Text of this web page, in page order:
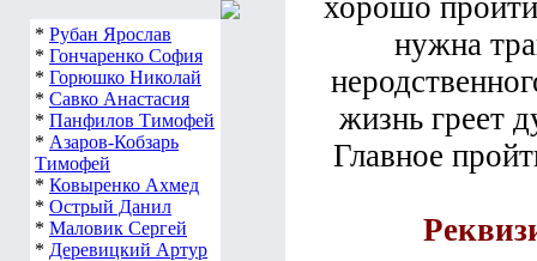
* Рубан Ярослав
* Гончаренко София
* Горюшко Николай
* Савко Анастасия
* Панфилов Тимофей
* Азаров-Кобзарь
Тимофей
* Ковыренко Ахмед
* Острый Данил
* Маловик Сергей
* Деревицкий Артур
хорошо
нужна
жизнь греет
Главное